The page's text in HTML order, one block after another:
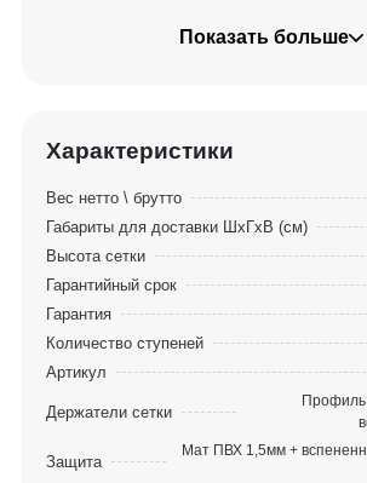
полипропилена последнего
тем самым позволяя продлить
закрыты защитным чехлом.
защитная сетка (в комплекте)
безопасность от случайного
изготовлена из высокопрочного
надежно крепится к стойкам
вход/выход через сетку выполнен
фиксирующими защелками с
В комплекте с батутом
сборки, лестница и подробная
Показать больше
Характеристики
Вес нетто \ брутто
Габариты для доставки ШхГхВ (см)
Высота сетки
Гарантийный срок
Гарантия
Количество ступеней
Артикул
Держатели сетки
Профиль
Защита
Мат ПВХ 1,5мм +